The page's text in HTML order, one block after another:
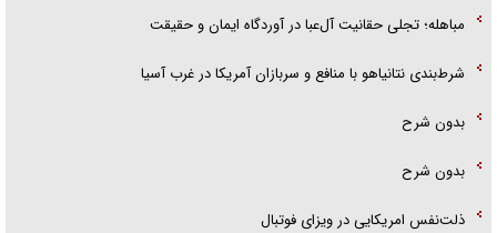
مباهله؛ تجلی حقانیت آل‌عبا در آوردگاه ایمان و حقیقت
شرط‌بندی نتانیاهو با منافع و سربازان آمریکا در غرب آسیا
بدون شرح
بدون شرح
ذلت‌نفس امریکایی در ویزای فوتبال